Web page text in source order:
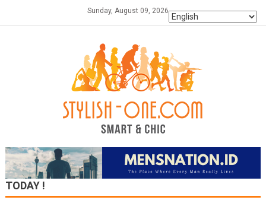
Sunday, August 09, 2026
TODAY !